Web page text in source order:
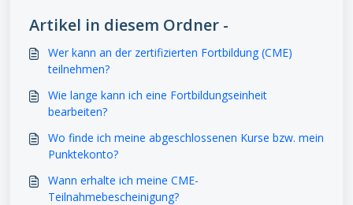
Artikel in diesem Ordner -
Wer kann an der zertifizierten Fortbildung (CME)
teilnehmen?
Wie lange kann ich eine Fortbildungseinheit
bearbeiten?
Wo finde ich meine abgeschlossenen Kurse bzw. mein
Punktekonto?
Wann erhalte ich meine CME-
Teilnahmebescheinigung?